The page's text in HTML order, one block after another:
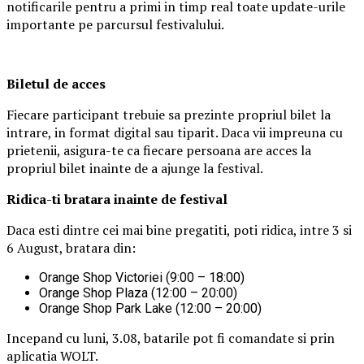
notificarile pentru a primi in timp real toate update-urile
importante pe parcursul festivalului.
Biletul de acces
Fiecare participant trebuie sa prezinte propriul bilet la
intrare, in format digital sau tiparit. Daca vii impreuna cu
prietenii, asigura-te ca fiecare persoana are acces la
propriul bilet inainte de a ajunge la festival.
Ridica-ti bratarainainte de festival
Daca esti dintre cei mai bine pregatiti, poti ridica, intre 3 si
6 August, bratara din:
Orange Shop Victoriei (9:00 – 18:00)
Orange Shop Plaza (12:00 – 20:00)
Orange Shop Park Lake (12:00 – 20:00)
Incepand cu luni, 3.08, batarile pot fi comandate si prin
aplicatia WOLT.